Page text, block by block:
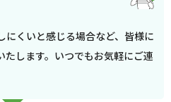
にくいと感じる場合など、皆様に
たします。いつでもお気軽にご連